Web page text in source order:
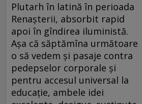
Plutarh în latină în perioada
Renașterii, absorbit rapid
apoi în gîndirea iluministă.
Așa că săptămîna următoare
o să vedem și pasaje contra
pedepselor corporale și
pentru accesul universal la
educație, ambele idei